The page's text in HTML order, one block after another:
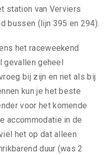
station van Verviers
bussen (lijn 395 en 294).
het raceweekend
gevallen geheel
bij zijn en net als bij
kun je het beste
voor het komende
accommodatie in de
het op dat alleen
duur (was 2